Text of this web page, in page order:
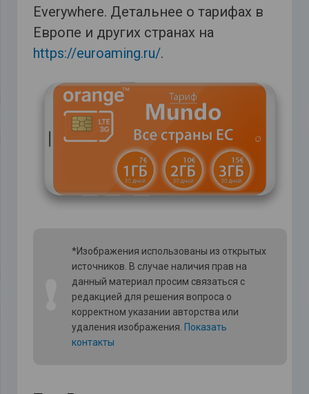
Everywhere. Детальнее о тарифах в
Европе и других странах на
https://euroaming.ru/.
*Изображения использованы из открытых
источников. В случае наличия прав на
данный материал просим связаться с
редакцией для решения вопроса о
корректном указании авторства или
удаления изображения. Показать
контакты